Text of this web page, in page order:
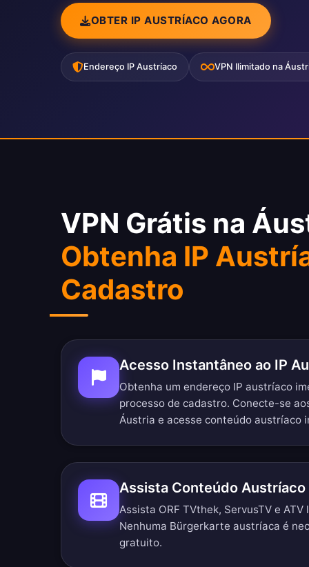
OBTER IP AUSTRÍACO AGORA
Endereço IP Austríaco VPN Ilimitado na
VPN Grátis na
Obtenha IP
Cadastro
Acesso Instantâneo ao IP
Obtenha um endereço IP austríaco
processo de cadastro. Conecte-se
Áustria e acesse conteúdo austríaco
Assista Conteúdo
Assista ORF TVthek, ServusTV e
Nenhuma Bürgerkarte austríaca é
gratuito.